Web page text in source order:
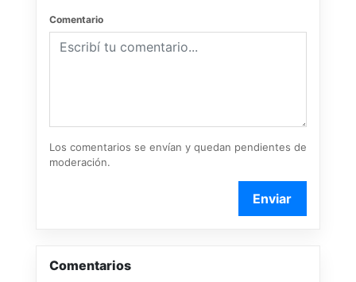
Comentario
Los comentarios se envían y quedan pendientes de
moderación.
Enviar
Comentarios